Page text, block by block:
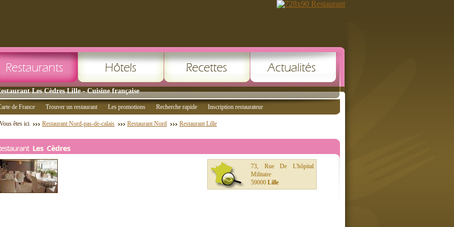
Les Cèdres Lille - Cuisine française
de France Trouver un restaurant Les promotions Recherche rapide Inscription restaurateur
Vous êtes ici Restaurant Nord-pas-de-calais Restaurant Nord Restaurant Lille
Les Cèdres
73, Rue De L'hôpital
Militaire
59000 Lille